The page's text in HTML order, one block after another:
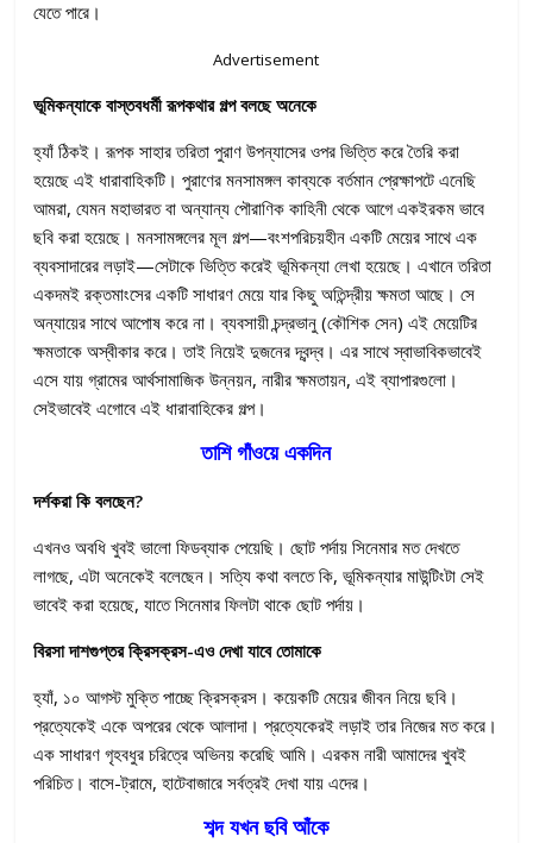
যেতে পারে।
Advertisement
ভূমিকন্যাকে বাস্তবধর্মী রূপকথার গল্প বলছে অনেকে
হ্যাঁ ঠিকই। রূপক সাহার তরিতা পুরাণ উপন্যাসের ওপর ভিত্তি করে তৈরি করা
হয়েছে এই ধারাবাহিকটি। পুরাণের মনসামঙ্গল কাব্যকে বর্তমান প্রেক্ষাপটে এনেছি
আমরা, যেমন মহাভারত বা অন্যান্য পৌরাণিক কাহিনী থেকে আগে একইরকম ভাবে
ছবি করা হয়েছে। মনসামঙ্গলের মূল গল্প—বংশপরিচয়হীন একটি মেয়ের সাথে এক
ব্যবসাদারের লড়াই—সেটাকে ভিত্তি করেই ভূমিকন্যা লেখা হয়েছে। এখানে তরিতা
একদমই রক্তমাংসের একটি সাধারণ মেয়ে যার কিছু অতিন্দ্রীয় ক্ষমতা আছে। সে
অন্যায়ের সাথে আপোষ করে না। ব্যবসায়ী চন্দ্রভানু (কৌশিক সেন) এই মেয়েটির
ক্ষমতাকে অস্বীকার করে। তাই নিয়েই দুজনের দ্বন্দ্ব। এর সাথে স্বাভাবিকভাবেই
এসে যায় গ্রামের আর্থসামাজিক উন্নয়ন, নারীর ক্ষমতায়ন, এই ব্যাপারগুলো।
সেইভাবেই এগোবে এই ধারাবাহিকের গল্প।
তাশি গাঁওয়ে একদিন
দর্শকরা কি বলছেন?
এখনও অবধি খুবই ভালো ফিডব্যাক পেয়েছি। ছোট পর্দায় সিনেমার মত দেখতে
লাগছে, এটা অনেকেই বলেছেন। সত্যি কথা বলতে কি, ভূমিকন্যার মাউন্টিংটা সেই
ভাবেই করা হয়েছে, যাতে সিনেমার ফিলটা থাকে ছোট পর্দায়।
বিরসা দাশগুপ্তর ক্রিসক্রস-এও দেখা যাবে তোমাকে
হ্যাঁ, ১০ আগস্ট মুক্তি পাচ্ছে ক্রিসক্রস। কয়েকটি মেয়ের জীবন নিয়ে ছবি।
প্রত্যেকেই একে অপরের থেকে আলাদা। প্রত্যেকেরই লড়াই তার নিজের মত করে।
এক সাধারণ গৃহবধুর চরিত্রে অভিনয় করেছি আমি। এরকম নারী আমাদের খুবই
পরিচিত। বাসে-ট্রামে, হাটেবাজারে সর্বত্রই দেখা যায় এদের।
শব্দ যখন ছবি আঁকে